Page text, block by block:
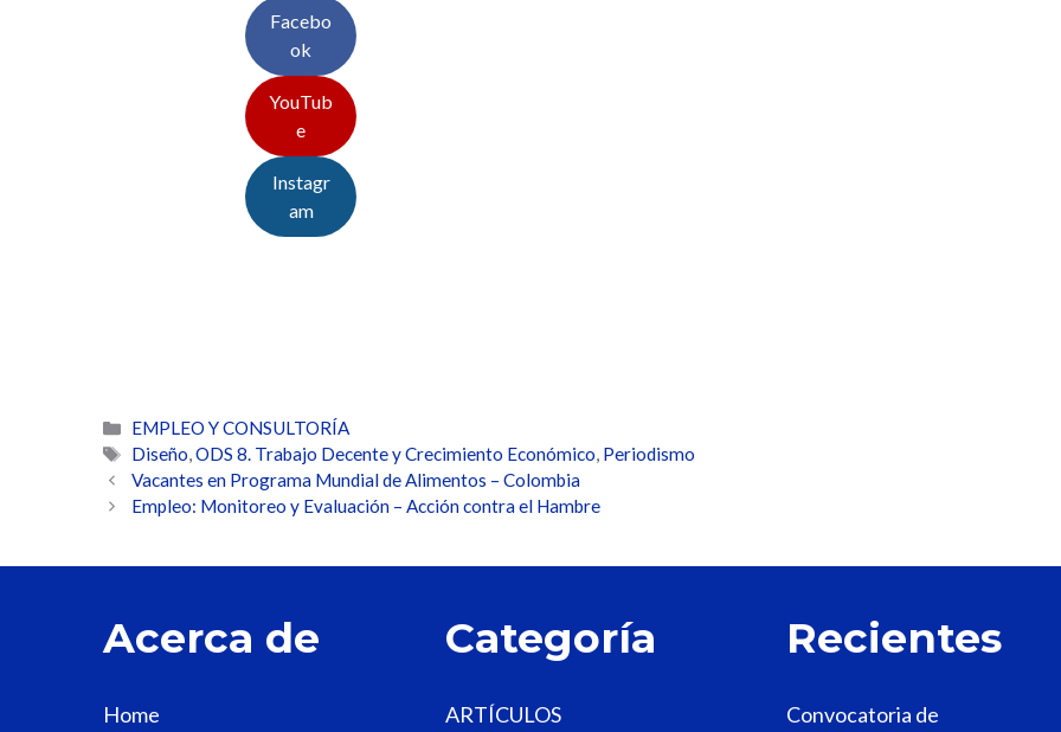
Facebo
ok
YouTub
e
Instagr
am
Categorías
EMPLEO Y CONSULTORÍA
Etiquetas
Diseño,ODS 8. Trabajo Decente y Crecimiento Económico, Periodismo
Vacantes en Programa Mundial de Alimentos – Colombia
Empleo: Monitoreo y Evaluación – Acción contra el Hambre
Acerca de
Home
Categoría
ARTÍCULOS
Recientes
Convocatoria de